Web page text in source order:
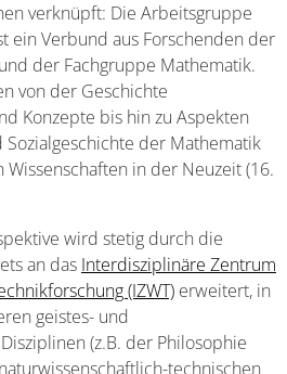
verknüpft: Die Arbeitsgruppe
ein Verbund aus Forschenden der
der Fachgruppe Mathematik.
von der Geschichte
Konzepte bis hin zu Aspekten
der Mathematik
in der Neuzeit (16.
wird stetig durch die
an das Interdisziplinäre Zentrum
(IZWT) erweitert, in
geistes- und
(z.B. der Philosophie
technischen